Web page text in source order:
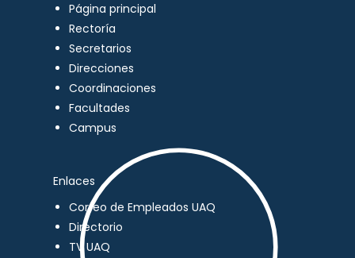
Página principal
Rectoría
Secretarios
Direcciones
Coordinaciones
Facultades
Campus
Enlaces
Correo de Empleados UAQ
Directorio
TV UAQ